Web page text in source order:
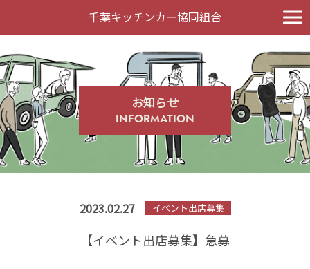
千葉キッチンカー協同組合
お知らせ
INFORMATION
2023.02.27 イベント出店募集
【イベント出店募集】急募